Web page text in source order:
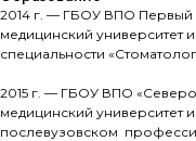
2014 г. — ГБОУ ВПО Первый
медицинский университет
специальности
2015 г. — ГБОУ ВПО
медицинский университет
послевузовском